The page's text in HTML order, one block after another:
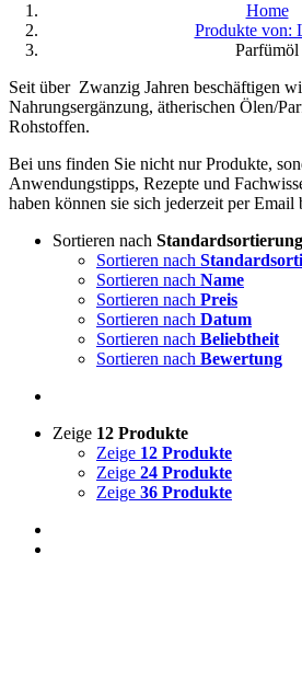
Home
Produkte von:
Parfümöl
Seit über Zwanzig Jahren beschäftigen
Nahrungsergänzung, ätherischen Ölen/
Rohstoffen.
Bei uns finden Sie nicht nur Produkte,
Anwendungstipps, Rezepte und
haben können sie sich jederzeit per Email
Sortieren nach Standardsortierung
Sortieren nach
Sortieren nach Name
Sortieren nach Preis
Sortieren nach Datum
Sortieren nach Beliebtheit
Sortieren nach Bewertung
Zeige 12 Produkte
Zeige 12 Produkte
Zeige 24 Produkte
Zeige 36 Produkte